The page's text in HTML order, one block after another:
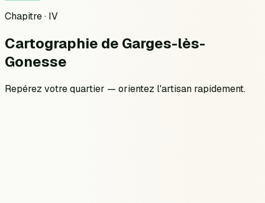
Chapitre · IV
Cartographie de Garges-lès-
Gonesse
Repérez votre quartier — orientez l'artisan rapidement.